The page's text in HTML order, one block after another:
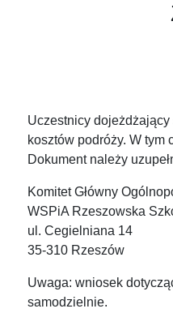
Uczestnicy
kosztów podróży. W tym
Dokument należy
Komitet Główny
WSPiA Rzeszowska
ul. Cegielniana 14
35-310 Rzeszów
Uwaga: wniosek
samodzielnie.